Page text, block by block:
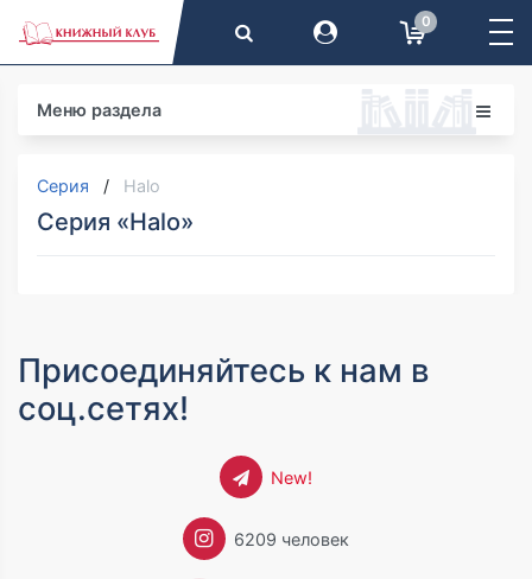
0
Меню раздела
Серия Halo
Серия «Halo»
Присоединяйтесь к нам в
соц.сетях!
New!
6209 человек